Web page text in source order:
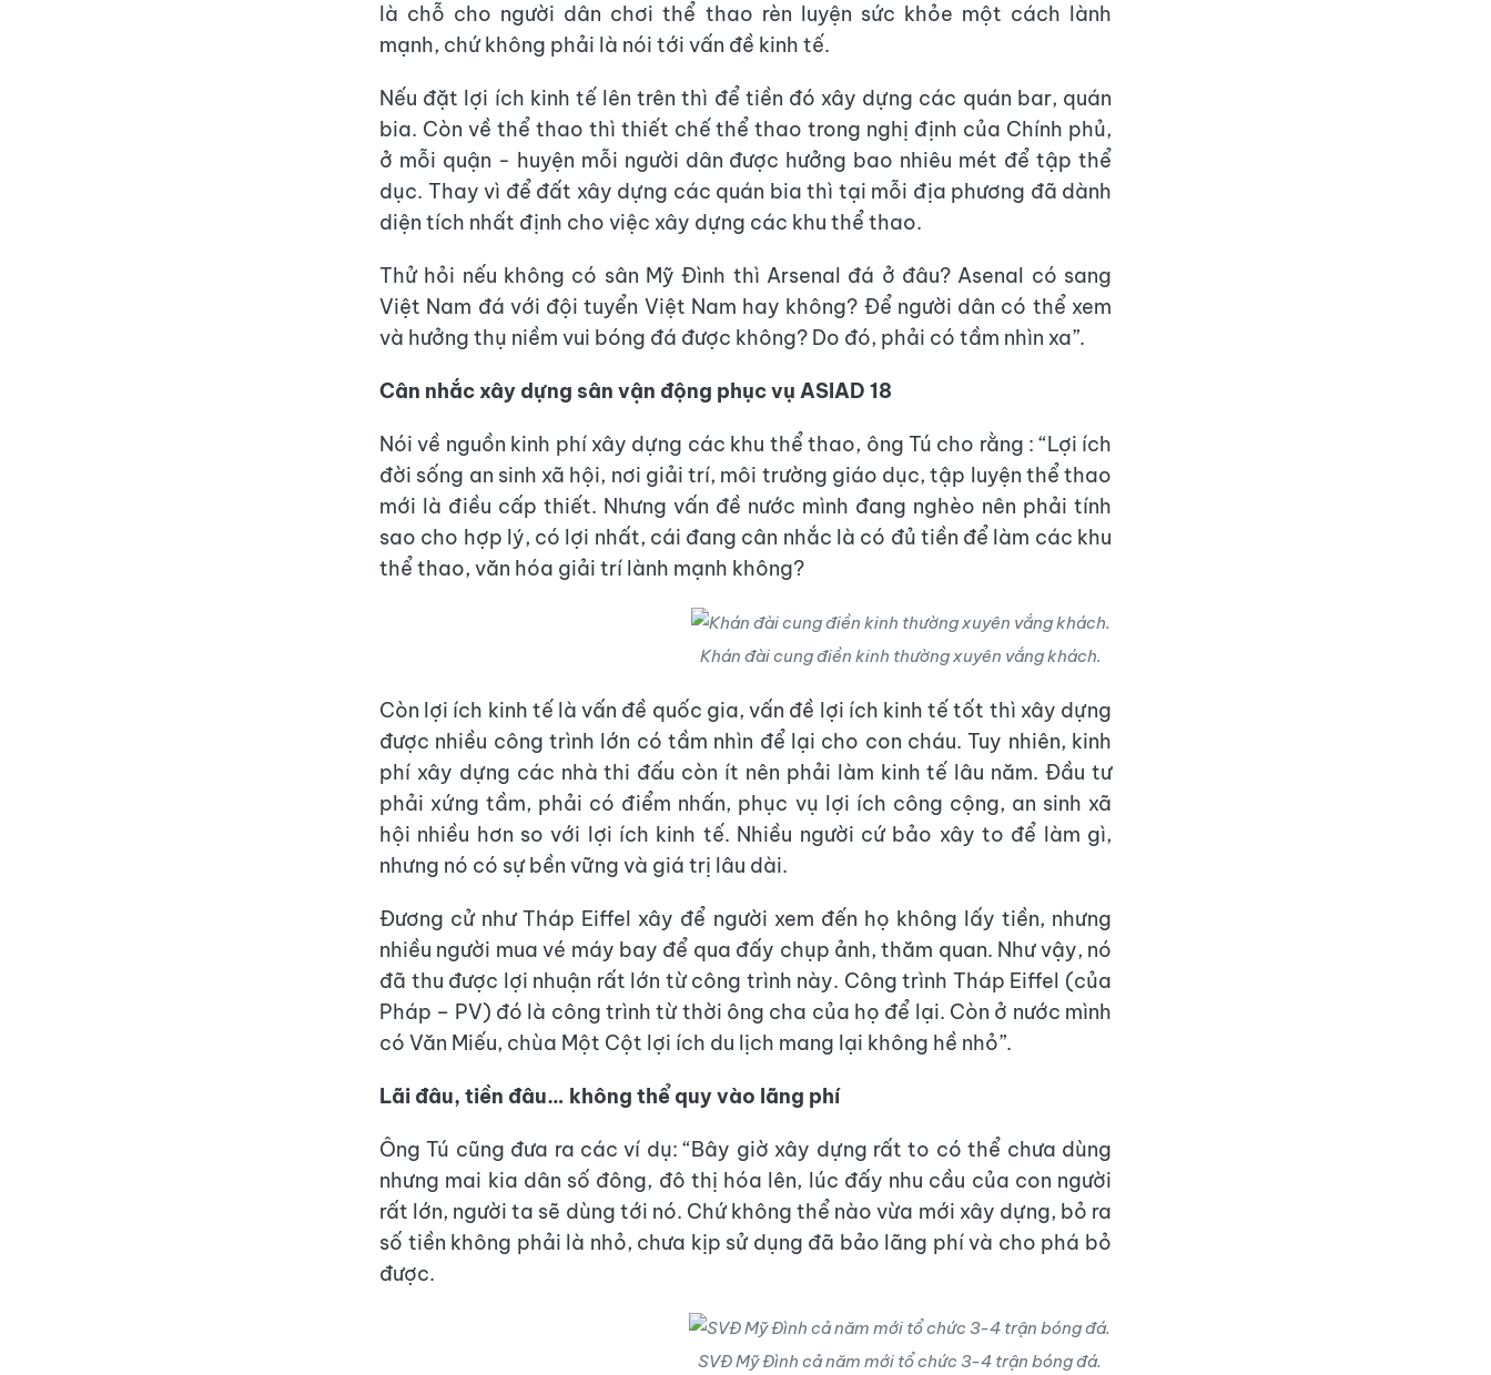
là chỗ cho người dân chơi thể thao rèn luyện sức khỏe một cách lành
mạnh, chứ không phải là nói tới vấn đề kinh tế.
Nếu đặt lợi ích kinh tế lên trên thì để tiền đó xây dựng các quán bar, quán
bia. Còn về thể thao thì thiết chế thể thao trong nghị định của Chính phủ,
ở mỗi quận - huyện mỗi người dân được hưởng bao nhiêu mét để tập thể
dục. Thay vì để đất xây dựng các quán bia thì tại mỗi địa phương đã dành
diện tích nhất định cho việc xây dựng các khu thể thao.
Thử hỏi nếu không có sân Mỹ Đình thì Arsenal đá ở đâu? Asenal có sang
Việt Nam đá với đội tuyển Việt Nam hay không? Để người dân có thể xem
và hưởng thụ niềm vui bóng đá được không? Do đó, phải có tầm nhìn xa”.
Cân nhắc xây dựng sân vận động phục vụ ASIAD 18
Nói về nguồn kinh phí xây dựng các khu thể thao, ông Tú cho rằng : “Lợi ích
đời sống an sinh xã hội, nơi giải trí, môi trường giáo dục, tập luyện thể thao
mới là điều cấp thiết. Nhưng vấn đề nước mình đang nghèo nên phải tính
sao cho hợp lý, có lợi nhất, cái đang cân nhắc là có đủ tiền để làm các khu
thể thao, văn hóa giải trí lành mạnh không?
Khán đài cung điền kinh thường xuyên vắng khách.
Còn lợi ích kinh tế là vấn đề quốc gia, vấn đề lợi ích kinh tế tốt thì xây dựng
được nhiều công trình lớn có tầm nhìn để lại cho con cháu. Tuy nhiên, kinh
phí xây dựng các nhà thi đấu còn ít nên phải làm kinh tế lâu năm. Đầu tư
phải xứng tầm, phải có điểm nhấn, phục vụ lợi ích công cộng, an sinh xã
hội nhiều hơn so với lợi ích kinh tế. Nhiều người cứ bảo xây to để làm gì,
nhưng nó có sự bền vững và giá trị lâu dài.
Đương cử như Tháp Eiffel xây để người xem đến họ không lấy tiền, nhưng
nhiều người mua vé máy bay để qua đấy chụp ảnh, thăm quan. Như vậy, nó
đã thu được lợi nhuận rất lớn từ công trình này. Công trình Tháp Eiffel (của
Pháp – PV) đó là công trình từ thời ông cha của họ để lại. Còn ở nước mình
có Văn Miếu, chùa Một Cột lợi ích du lịch mang lại không hề nhỏ”.
Lãi đâu, tiền đâu… không thể quy vào lãng phí
Ông Tú cũng đưa ra các ví dụ: “Bây giờ xây dựng rất to có thể chưa dùng
nhưng mai kia dân số đông, đô thị hóa lên, lúc đấy nhu cầu của con người
rất lớn, người ta sẽ dùng tới nó. Chứ không thể nào vừa mới xây dựng, bỏ ra
số tiền không phải là nhỏ, chưa kịp sử dụng đã bảo lãng phí và cho phá bỏ
được.
SVĐ Mỹ Đình cả năm mới tổ chức 3-4 trận bóng đá.